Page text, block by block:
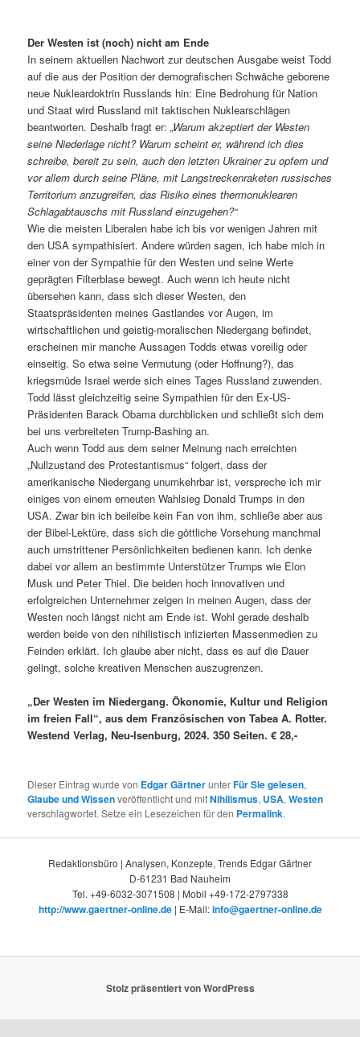
Der Westen ist (noch) nicht am Ende
In seinem aktuellen Nachwort zur deutschen Ausgabe weist Todd
auf die aus der Position der demografischen Schwäche geborene
neue Nukleardoktrin Russlands hin: Eine Bedrohung für Nation
und Staat wird Russland mit taktischen Nuklearschlägen
beantworten. Deshalb fragt er:„Warum akzeptiert der Westen
seine Niederlage nicht? Warum scheint er, während ich dies
schreibe, bereit zu sein, auch den letzten Ukrainer zu opfern und
vor allem durch seine Pläne, mit Langstreckenraketen russisches
Territorium anzugreifen, das Risiko eines thermonuklearen
Schlagabtauschs mit Russland einzugehen?“
Wie die meisten Liberalen habe ich bis vor wenigen Jahren mit
den USA sympathisiert. Andere würden sagen, ich habe mich in
einer von der Sympathie für den Westen und seine Werte
geprägten Filterblase bewegt. Auch wenn ich heute nicht
übersehen kann, dass sich dieser Westen, den
Staatspräsidenten meines Gastlandes vor Augen, im
wirtschaftlichen und geistig-moralischen Niedergang befindet,
erscheinen mir manche Aussagen Todds etwas voreilig oder
einseitig. So etwa seine Vermutung (oder Hoffnung?), das
kriegsmüde Israel werde sich eines Tages Russland zuwenden.
Todd lässt gleichzeitig seine Sympathien für den Ex-US-
Präsidenten Barack Obama durchblicken und schließt sich dem
bei uns verbreiteten Trump-Bashing an.
Auch wenn Todd aus dem seiner Meinung nach erreichten
„Nullzustand des Protestantismus“ folgert, dass der
amerikanische Niedergang unumkehrbar ist, verspreche ich mir
einiges von einem erneuten Wahlsieg Donald Trumps in den
USA. Zwar bin ich beileibe kein Fan von ihm, schließe aber aus
der Bibel-Lektüre, dass sich die göttliche Vorsehung manchmal
auch umstrittener Persönlichkeiten bedienen kann. Ich denke
dabei vor allem an bestimmte Unterstützer Trumps wie Elon
Musk und Peter Thiel. Die beiden hoch innovativen und
erfolgreichen Unternehmer zeigen in meinen Augen, dass der
Westen noch längst nicht am Ende ist. Wohl gerade deshalb
werden beide von den nihilistisch infizierten Massenmedien zu
Feinden erklärt. Ich glaube aber nicht, dass es auf die Dauer
gelingt, solche kreativen Menschen auszugrenzen.
„Der Westen im Niedergang. Ökonomie, Kultur und Religion
im freien Fall“, aus dem Französischen von Tabea A. Rotter.
Westend Verlag, Neu-Isenburg, 2024. 350 Seiten. € 28,-
Dieser Eintrag wurde von Edgar GärtnerunterFür Sie gelesen,
Glaube und Wissenveröffentlicht und mitNihilismus, USA,Westen
verschlagwortet. Setze ein Lesezeichen für den Permalink.
Redaktionsbüro | Analysen, Konzepte, Trends Edgar Gärtner
D-61231 Bad Nauheim
Tel. +49-6032-3071508 | Mobil +49-172-2797338
http://www.gaertner-online.de| E-Mail:info@gaertner-online.de
Stolz präsentiert von WordPress